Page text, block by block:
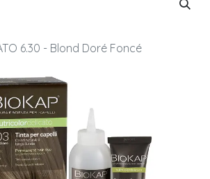
6.30 - Blond Doré Foncé